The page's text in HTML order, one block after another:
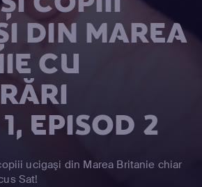
DIN MAREA
CU
EPISOD 2
ucigaşi din Marea Britanie chiar
Sat!